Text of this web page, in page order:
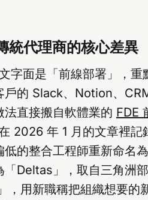
統代理商的核心差異
字面是「前線部署」，重
戶的 Slack、Notion、
法直接搬自軟體業的 FDE
2026 年 1 月的文章裡記
低的整合工程師重新命
「Deltas」，取自三角洲
，用新職稱把組織想要的